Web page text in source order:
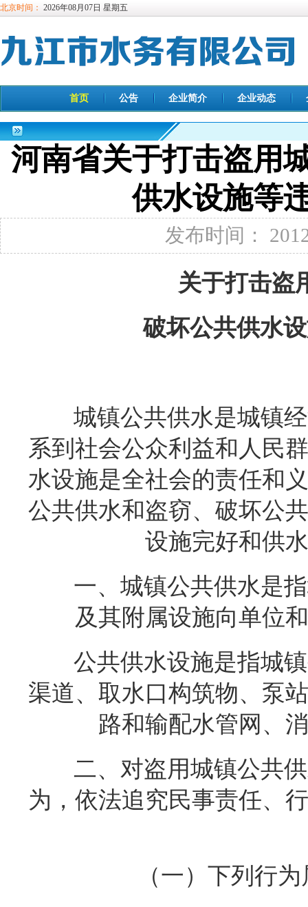
北京时间： 2026年08月07日 星期五
首页 公告 企业简介 企业动态
河南省关于打击盗用
供水设施等
发布时间：
关于打击盗
破坏公共供水
城镇公共供水是城镇
系到社会公众利益和人民
水设施是全社会的责任和
公共供水和盗窃、破坏公
设施完好和供
一、城镇公共供水是
及其附属设施向单位
公共供水设施是指城
渠道、取水口构筑物、泵
路和输配水管网、
二、对盗用城镇公共
为，依法追究民事责任、
（一）下列行